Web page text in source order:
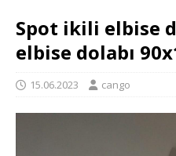
Spot ikili elbise
elbise dolabı
15.06.2023 cango